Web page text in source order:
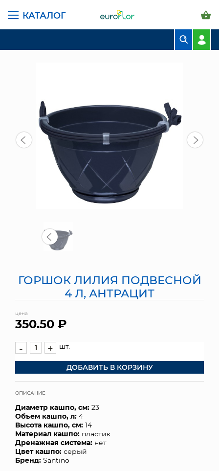
КАТАЛОГ
СВАДЕБНАЯ ФЛОРИСТИКА
КОМНАТНЫЕ РАСТЕНИЯ
ГОРШКИ И КАШПО
ГРУНТЫ И УДОБРЕНИЯ
ПРЕДМЕТЫ ИНТЕРЬЕРА
ЯЩИКИ
СУНДУКИ
ПОДАРОЧНЫЕ КАРТЫ
ОПТОВЫМ КЛИЕНТАМ
ДОСТАВКА И ОПЛАТА
ГЛАВНАЯ СТРАНИЦА КАТАЛОГ
ГОРШКИ И КАШПО
ГОРШОК ЛИЛИЯ ПОДВЕСНОЙ
4 Л, АНТРАЦИТ
цена
350.50 ₽
- + шт.
ДОБАВИТЬ В КОРЗИНУ
ОПИСАНИЕ
Диаметр кашпо, см: 23
Объем кашпо, л: 4
Высота кашпо, см: 14
Материал кашпо: пластик
Дренажная система: нет
Цвет кашпо: серый
Бренд: Santino